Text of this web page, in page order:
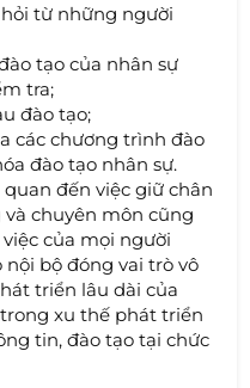
từ những người
tạo của nhân sự
tra;
đào tạo;
các chương trình đào
đào tạo nhân sự.
đến việc giữ chân
chuyên môn cũng
của mọi người
bộ đóng vai trò vô
triển lâu dài của
xu thế phát triển
tin, đào tạo tại chức